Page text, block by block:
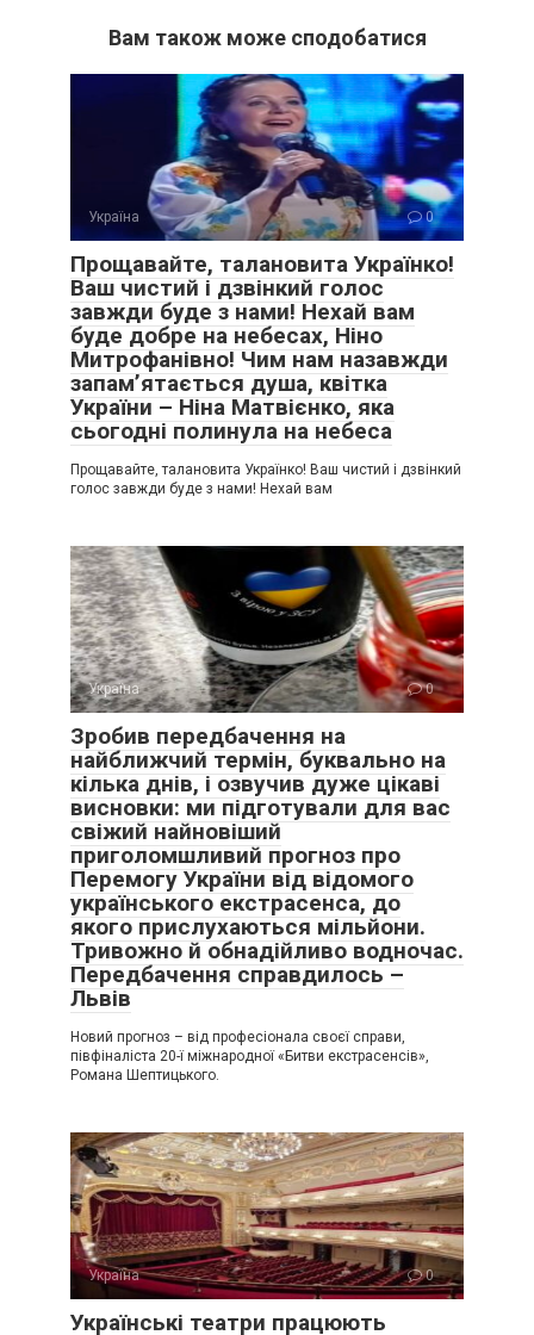
Вам також може сподобатися
Україна 0
Прощавайте, талановита Українко!
Ваш чистий і дзвінкий голос
завжди буде з нами! Нехай вам
буде добре на небесах, Ніно
Митрофанівно! Чим нам назавжди
запам’ятається душа, квітка
України – Ніна Матвієнко, яка
сьогодні полинула на небеса
Прощавайте, талановита Українко! Ваш чистий і дзвінкий
голос завжди буде з нами! Нехай вам
Україна 0
Зробив передбачення на
найближчий термін, буквально на
кілька днів, і озвучив дуже цікаві
висновки: ми підготували для вас
свіжий найновіший
приголомшливий прогноз про
Перемогу України від відомого
українського екстрасенса, до
якого прислухаються мільйони.
Тривожно й обнадійливо водночас.
Передбачення справдилось –
Львів
Новий прогноз – від професіонала своєї справи,
півфіналіста 20-ї міжнародної «Битви екстрасенсів»,
Романа Шептицького.
Україна 0
Українські театри працюють